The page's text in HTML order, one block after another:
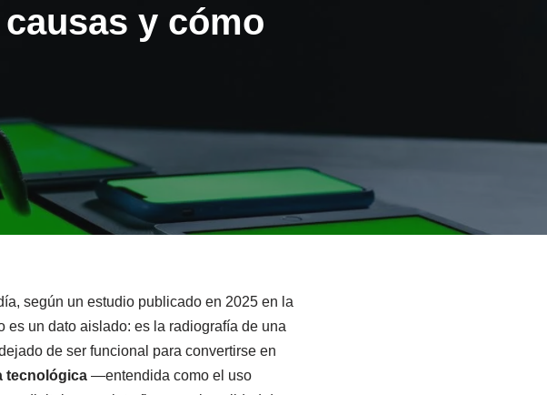
y cómo
según un estudio publicado en 2025 en la
un dato aislado: es la radiografía de una
de ser funcional para convertirse en
tecnológica—entendida como el uso